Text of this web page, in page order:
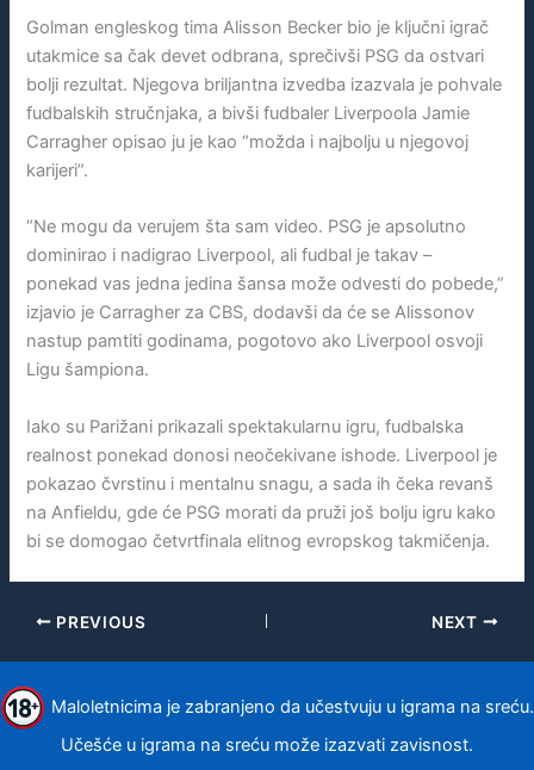
Golman engleskog tima Alisson Becker bio je ključni igrač
utakmice sa čak devet odbrana, sprečivši PSG da ostvari
bolji rezultat. Njegova briljantna izvedba izazvala je pohvale
fudbalskih stručnjaka, a bivši fudbaler Liverpoola Jamie
Carragher opisao ju je kao “možda i najbolju u njegovoj
karijeri”.
“Ne mogu da verujem šta sam video. PSG je apsolutno
dominirao i nadigrao Liverpool, ali fudbal je takav –
ponekad vas jedna jedina šansa može odvesti do pobede,”
izjavio je Carragher za CBS, dodavši da će se Alissonov
nastup pamtiti godinama, pogotovo ako Liverpool osvoji
Ligu šampiona.
Iako su Parižani prikazali spektakularnu igru, fudbalska
realnost ponekad donosi neočekivane ishode. Liverpool je
pokazao čvrstinu i mentalnu snagu, a sada ih čeka revanš
na Anfieldu, gde će PSG morati da pruži još bolju igru kako
bi se domogao četvrtfinala elitnog evropskog takmičenja.
PREVIOUS NEXT
Maloletnicima je zabranjeno da učestvuju u igrama na sreću.
Učešće u igrama na sreću može izazvati zavisnost.